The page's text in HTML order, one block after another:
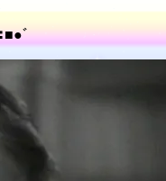
■●ﾞ